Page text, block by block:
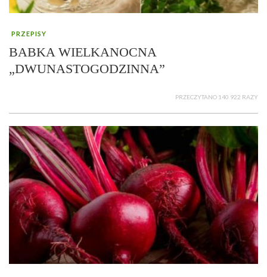
PRZEPISY
BABKA WIELKANOCNA
„DWUNASTOGODZINNA”
PRZECZYTANO 140 922 RAZY